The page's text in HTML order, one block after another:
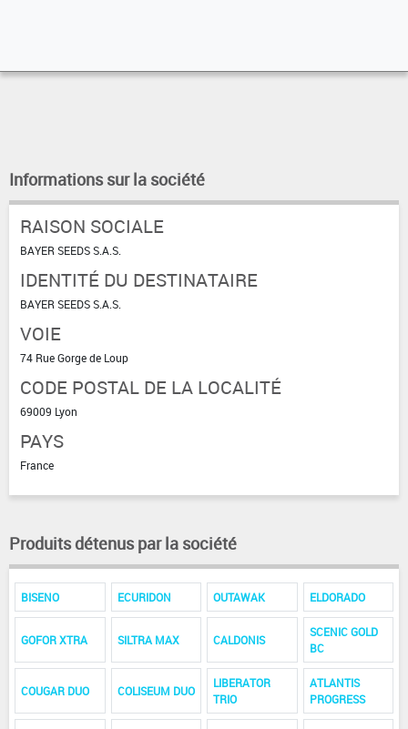
Informations sur la société
RAISON SOCIALE
BAYER SEEDS S.A.S.
IDENTITÉ DU DESTINATAIRE
BAYER SEEDS S.A.S.
VOIE
74 Rue Gorge de Loup
CODE POSTAL DE LA LOCALITÉ
69009 Lyon
PAYS
France
Produits détenus par la société
BISENO ECURIDON OUTAWAK ELDORADO
GOFOR XTRA SILTRA MAX CALDONIS
SCENIC GOLD
BC
COUGAR DUO COLISEUM DUO
LIBERATOR
TRIO
ATLANTIS
PROGRESS